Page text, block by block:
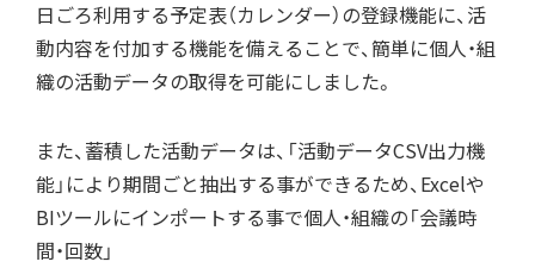
日ごろ利用する予定表（カレンダー）の登録機能に、活
動内容を付加する機能を備えることで、簡単に個人・組
織の活動データの取得を可能にしました。
また、蓄積した活動データは、「活動データCSV出力機
能」により期間ごと抽出する事ができるため、Excelや
BIツールにインポートする事で個人・組織の「会議時
間・回数」